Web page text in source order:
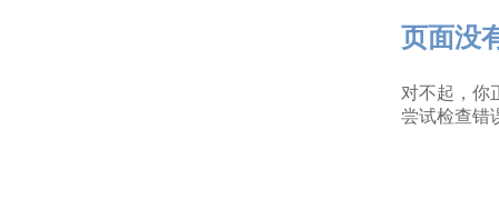
页面没
对不起，你
尝试检查